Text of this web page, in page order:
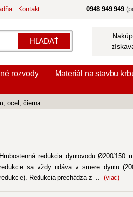
HĽADAŤ
0948 949 949
Kontakt
rozvody Materiál na stavbu
oceľ, čierna
Hrubostenná redukcia dymovodu Ø200/
redukcie sa vždy udáva v smere dymu
redukcie). Redukcia prechádza z ... (viac)